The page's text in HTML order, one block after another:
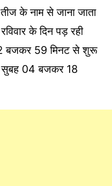
के नाम से जाना जाता
के दिन पड़ रही
बजकर 59 मिनट से शुरू
सुबह 04 बजकर 18